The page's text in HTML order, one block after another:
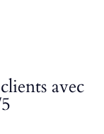
avec